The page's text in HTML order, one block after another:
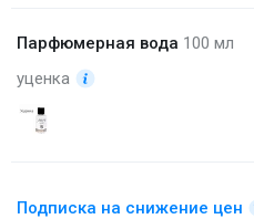
Парфюмерная вода 100 мл
уценка
Подписка на снижение цен